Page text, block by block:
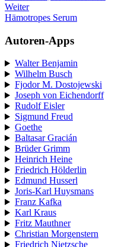
Weiter
Hämotropes Serum
Autoren-Apps
Walter Benjamin
Wilhelm Busch
Fjodor M. Dostojewski
Joseph von Eichendorff
Rudolf Eisler
Sigmund Freud
Goethe
Baltasar Gracián
Brüder Grimm
Heinrich Heine
Friedrich Hölderlin
Edmund Husserl
Joris-Karl Huysmans
Franz Kafka
Karl Kraus
Fritz Mauthner
Christian Morgenstern
Friedrich Nietzsche